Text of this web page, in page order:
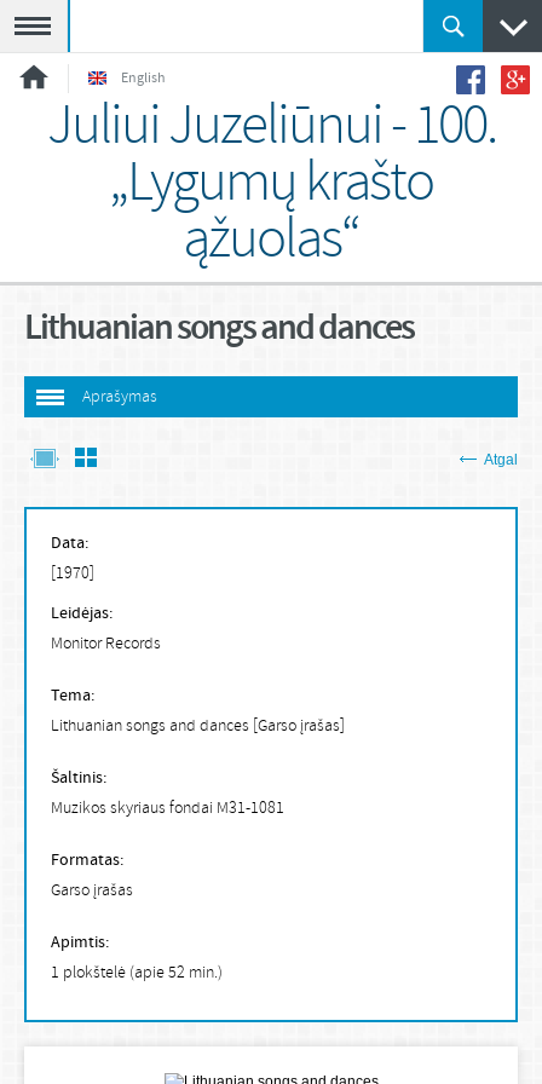
English
Juliui Juzeliūnui - 100.
„Lygumų krašto
ąžuolas“
Lithuanian songs and dances
Aprašymas
Atgal
Data:
[1970]
Leidėjas:
Monitor Records
Tema:
Lithuanian songs and dances [Garso įrašas]
Šaltinis:
Muzikos skyriaus fondai M31-1081
Formatas:
Garso įrašas
Apimtis:
1 plokštelė (apie 52 min.)